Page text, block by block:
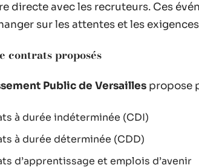
directe avec les recruteurs. Ces
sur les attentes et les
contrats proposés
Public de Versailles propose
à durée indéterminée (CDI)
à durée déterminée (CDD)
d’apprentissage et emplois d’avenir